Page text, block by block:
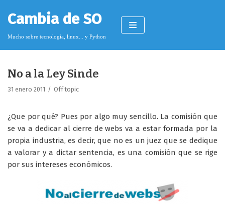
Saltar
al
contenido
Cambia de SO
Mucho sobre tecnología, linux... y Python
Pimagizer
Donar
Licencia de contenido
Cookies
No a la Ley Sinde
31 enero 2011 Off topic
¿Que por qué? Pues por algo muy sencillo. La comisión que
se va a dedicar al cierre de webs va a estar formada por la
propia industria, es decir, que no es un juez que se dedique
a valorar y a dictar sentencia, es una comisión que se rige
por sus intereses económicos.